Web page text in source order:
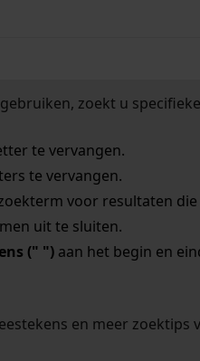
zoekt u
te vervangen.
te vervangen.
voor resultaten die
uit te sluiten.
(" ")aan het begin en
en meer zoektips